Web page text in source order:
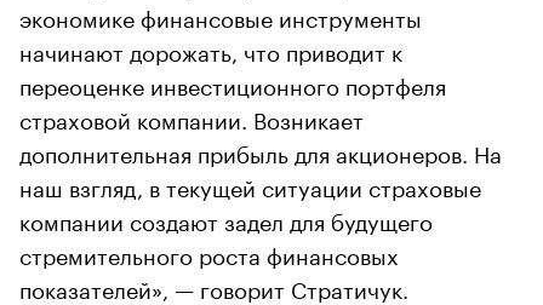
экономике финансовые инструменты
начинают дорожать, что приводит к
переоценке инвестиционного портфеля
страховой компании. Возникает
дополнительная прибыль для акционеров. На
наш взгляд, в текущей ситуации страховые
компании создают задел для будущего
стремительного роста финансовых
показателей», — говорит Стратичук.